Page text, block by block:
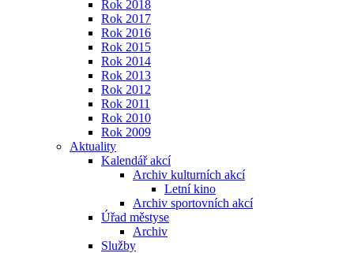
Rok 2018
Rok 2017
Rok 2016
Rok 2015
Rok 2014
Rok 2013
Rok 2012
Rok 2011
Rok 2010
Rok 2009
Aktuality
Kalendář akcí
Archiv kulturních akcí
Letní kino
Archiv sportovních akcí
Úřad městyse
Archiv
Služby